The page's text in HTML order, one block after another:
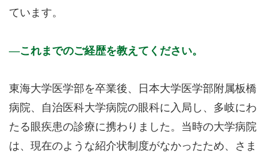
ています。
これまでのご経歴を教えてください。
東海大学医学部を卒業後、日本大学医学部附属板橋
病院、自治医科大学病院の眼科に入局し、多岐にわ
たる眼疾患の診療に携わりました。当時の大学病院
は、現在のような紹介状制度がなかったため、さま